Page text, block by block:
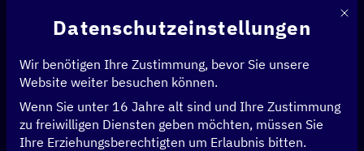
Startseite > Events
>
Recap: EU-LAC Digital Alliance Days in Kolumbien – Partner einigen sich
auf gemeinsame Kooperationsfelder im Vorfeld des EU-CELAC-Gipfels
Mit
Datenschutzeinstellungen
Wir benötigen Ihre Zustimmung, bevor Sie unsere
Website weiter besuchen können.
Wenn Sie unter 16 Jahre alt sind und Ihre Zustimmung
zu freiwilligen Diensten geben möchten, müssen Sie
Ihre Erziehungsberechtigten um Erlaubnis bitten.